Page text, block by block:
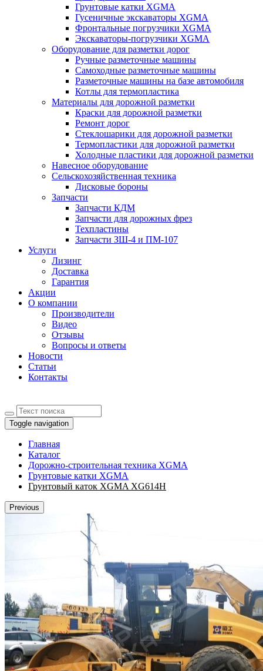
Грунтовые катки XGMA
Гусеничные экскаваторы XGMA
Фронтальные погрузчики XGMA
Экскаваторы-погрузчики XGMA
Оборудование для разметки дорог
Ручные разметочные машины
Самоходные разметочные машины
Разметочные машины на базе автомобиля
Котлы для термопластика
Материалы для дорожной разметки
Краски для дорожной разметки
Ремонт дорог
Стеклошарики для дорожной разметки
Термопластики для дорожной разметки
Холодные пластики для дорожной разметки
Навесное оборудование
Сельскохозяйственная техника
Дисковые бороны
Запчасти
Запчасти КДМ
Запчасти для дорожных фрез
Техпластины
Запчасти ЗШ-4 и ПМ-107
Услуги
Лизинг
Доставка
Гарантия
Акции
О компании
Производители
Видео
Отзывы
Вопросы и ответы
Новости
Статьи
Контакты
Toggle navigation
Главная
Каталог
Дорожно-строительная техника XGMA
Грунтовые катки XGMA
Грунтовый каток XGMA XG614H
Previous